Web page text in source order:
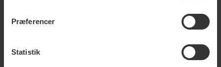
Præferencer
Statistik
I Nyeri er de kendt for bønner af høj kvalitet, og det er
mest SL-sorter, der dyrkes her. Det er hovedsageligt fabrikker
og virksomheder, der holder til her. Den moderate mængde af